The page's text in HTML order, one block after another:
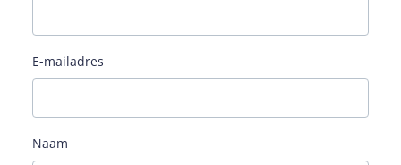
E-mailadres
Naam